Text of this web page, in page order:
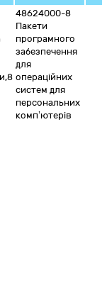
48624000-8
Пакети
програмного
забезпечення
для
операційних
систем для
персональних
комп’ютерів